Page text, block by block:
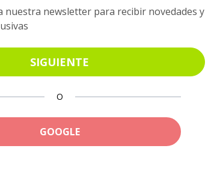
nuestra newsletter para recibir novedades y
SIGUIENTE
O
GOOGLE